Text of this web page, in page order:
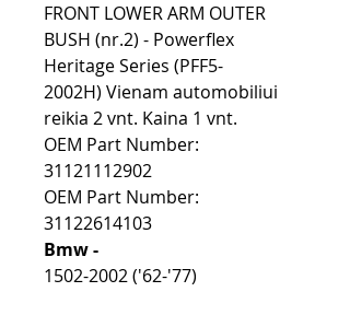
FRONT LOWER ARM OUTER
BUSH (nr.2) - Powerflex
Heritage Series (PFF5-
2002H) Vienam automobiliui
reikia 2 vnt. Kaina 1 vnt.
OEM Part Number:
31121112902
OEM Part Number:
31122614103
Bmw -
1502-2002 ('62-'77)